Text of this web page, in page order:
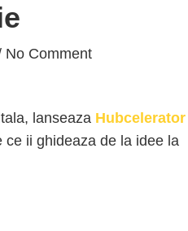
No Comment
lanseaza Hubcelerator
ii ghideaza de la idee la